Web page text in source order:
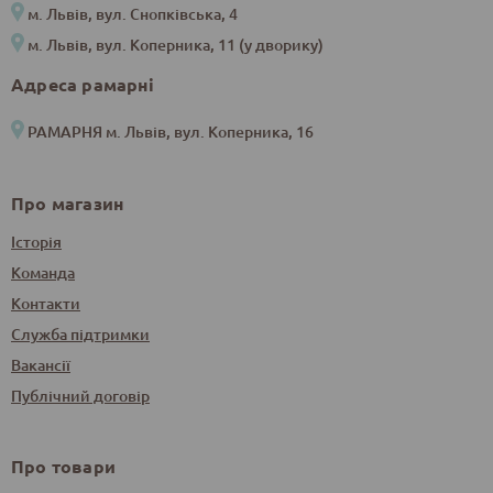
м. Львів, вул. Снопківська, 4
м. Львів, вул. Коперника, 11 (у дворику)
Адреса рамарні
РАМАРНЯ м. Львів, вул. Коперника, 16
Про магазин
Історія
Команда
Контакти
Служба підтримки
Вакансії
Публічний договір
Про товари